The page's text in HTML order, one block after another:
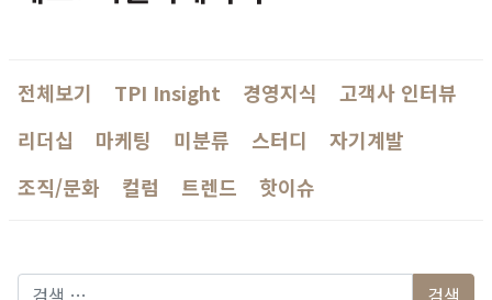
전체보기 TPI Insight 경영지식
고객사 인터뷰
리더십
마케팅 미분류 스터디
자기계발
조직/문화
컬럼 트렌드 핫이슈
다음 검색: